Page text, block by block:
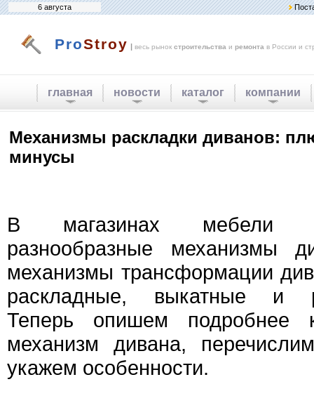
6 августа
ProStroy | весь рынок строительства и ремонта в России и
главная новости каталог компании
Механизмы раскладки диванов:
минусы
В магазинах мебели
разнообразные механизмы
механизмы трансформации
раскладные, выкатные и
Теперь опишем подробнее
механизм дивана,
укажем особенности.